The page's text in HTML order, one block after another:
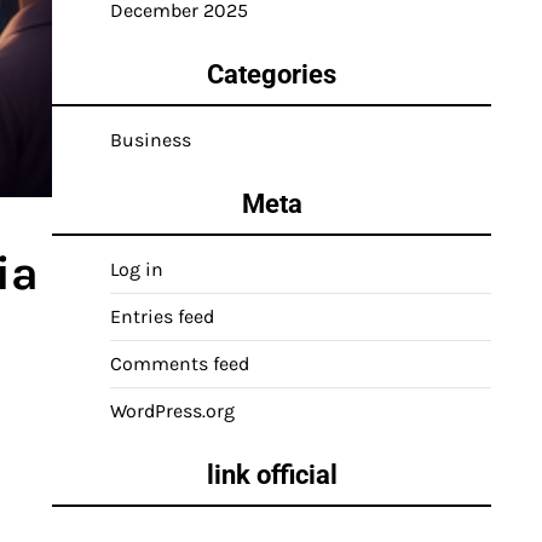
December 2025
Categories
Business
Meta
Log in
Entries feed
Comments feed
WordPress.org
link official